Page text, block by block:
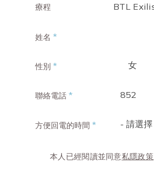
療程 BTL
姓名 *
性別 * 女
聯絡電話 * 852
方便回電的時間 * - 請選
本人已經閱讀並同意私隱政策